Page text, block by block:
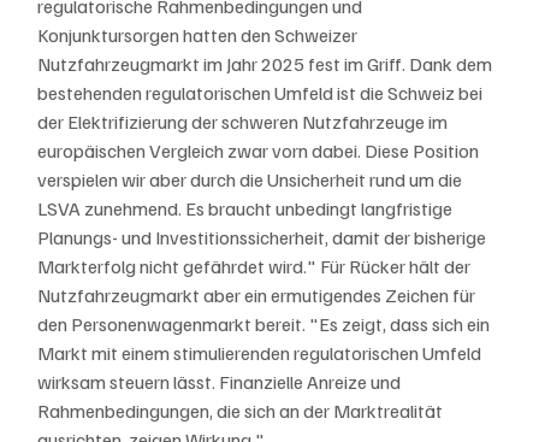
regulatorische Rahmenbedingungen und
Konjunktursorgen hatten den Schweizer
Nutzfahrzeugmarkt im Jahr 2025 fest im Griff. Dank dem
bestehenden regulatorischen Umfeld ist die Schweiz bei
der Elektrifizierung der schweren Nutzfahrzeuge im
europäischen Vergleich zwar vorn dabei. Diese Position
verspielen wir aber durch die Unsicherheit rund um die
LSVA zunehmend. Es braucht unbedingt langfristige
Planungs- und Investitionssicherheit, damit der bisherige
Markterfolg nicht gefährdet wird." Für Rücker hält der
Nutzfahrzeugmarkt aber ein ermutigendes Zeichen für
den Personenwagenmarkt bereit. "Es zeigt, dass sich ein
Markt mit einem stimulierenden regulatorischen Umfeld
wirksam steuern lässt. Finanzielle Anreize und
Rahmenbedingungen, die sich an der Marktrealität